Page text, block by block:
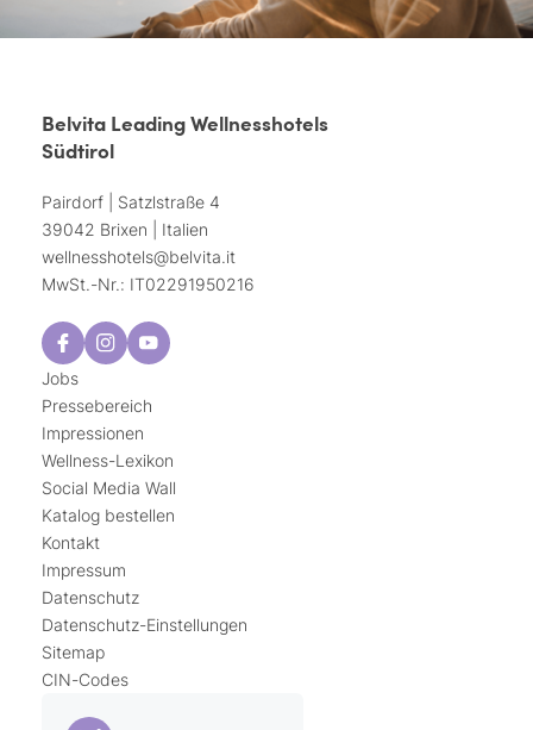
Belvita Leading Wellnesshotels
Südtirol
Pairdorf | Satzlstraße 4
39042 Brixen | Italien
wellnesshotels@belvita.it
MwSt.-Nr.: IT02291950216
Jobs
Pressebereich
Impressionen
Wellness-Lexikon
Social Media Wall
Katalog bestellen
Kontakt
Impressum
Datenschutz
Datenschutz-Einstellungen
Sitemap
CIN-Codes